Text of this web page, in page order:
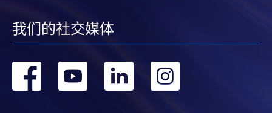
信用卡持有人。详情请向学院报名中心职员查询。
4. 网上缴费服务
大部份公开招生的课程（以先到先得形式报名）及个
我们的社交媒体
转
转
转